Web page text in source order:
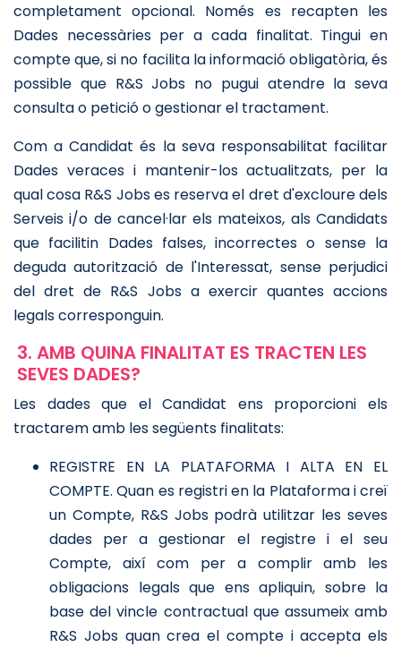
completament opcional. Només es recapten les
Dades necessàries per a cada finalitat. Tingui en
compte que, si no facilita la informació obligatòria, és
possible que R&S Jobs no pugui atendre la seva
consulta o petició o gestionar el tractament.
Com a Candidat és la seva responsabilitat facilitar
Dades veraces i mantenir-los actualitzats, per la
qual cosa R&S Jobs es reserva el dret d'excloure dels
Serveis i/o de cancel·lar els mateixos, als Candidats
que facilitin Dades falses, incorrectes o sense la
deguda autorització de l'Interessat, sense perjudici
del dret de R&S Jobs a exercir quantes accions
legals corresponguin.
3. AMB QUINA FINALITAT ES TRACTEN LES
SEVES DADES?
Les dades que el Candidat ens proporcioni els
tractarem amb les següents finalitats:
REGISTRE EN LA PLATAFORMA I ALTA EN EL
COMPTE. Quan es registri en la Plataforma i creï
un Compte, R&S Jobs podrà utilitzar les seves
dades per a gestionar el registre i el seu
Compte, així com per a complir amb les
obligacions legals que ens apliquin, sobre la
base del vincle contractual que assumeix amb
R&S Jobs quan crea el compte i accepta els